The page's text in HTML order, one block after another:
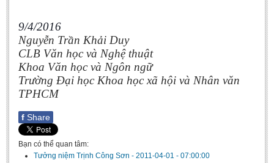
East-Asian region
Studies on Sinology & Nom
Vietnamese and Japanese Literature Viewed from an East Asian
Perspective
To Build a Standard Orthography in Schools and the Media
80 Years of New Poetry and the Self-Reliant Literary Group
ALUMNI
Alumni Association
9/4/2016
Nguyễn Trần Khải Duy
CLB Văn học và Nghệ thuật
Khoa Văn học và Ngôn ngữ
Trường Đại học Khoa học xã hội và Nhân văn
TPHCM
f Share
Bạn có thể quan tâm:
Tưởng niệm Trịnh Công Sơn - 2011-04-01 - 07:00:00